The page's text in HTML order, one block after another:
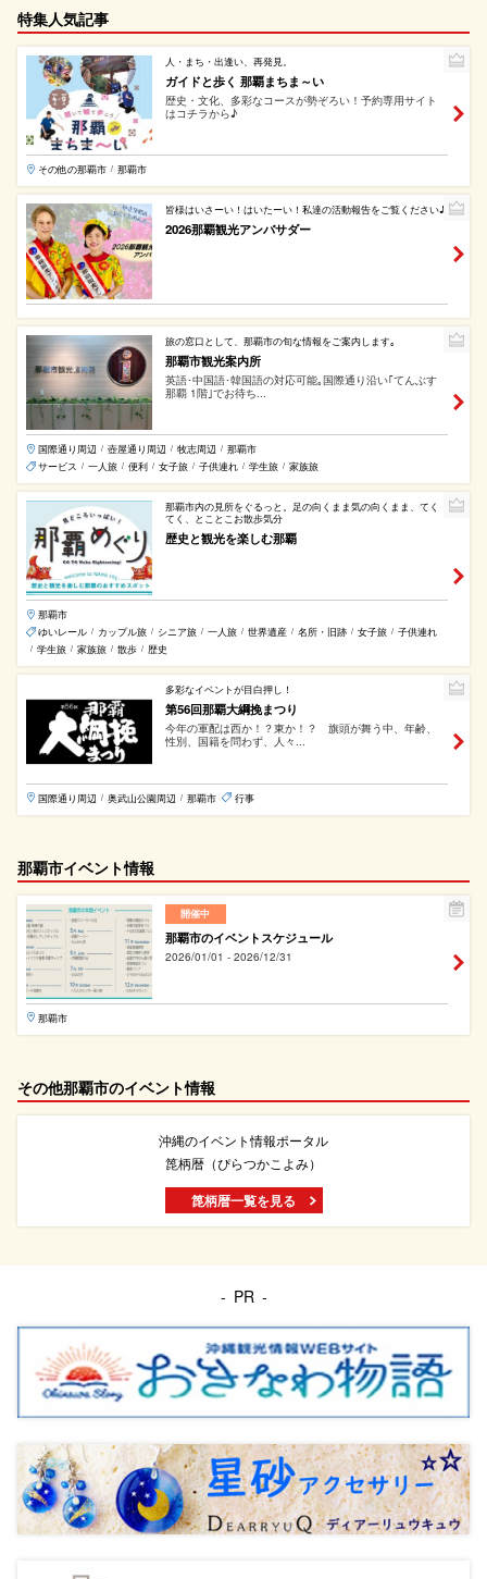
特集人気記事
人・まち・出逢い、再発見。
ガイドと歩く 那覇まちま～い
歴史・文化、多彩なコースが勢ぞろい！予約専用サイト
はコチラから♪
その他の那覇市 / 那覇市
皆様はいさーい！はいたーい！私達の活動報告をご覧ください♪
2026那覇観光アンバサダー
旅の窓口として、那覇市の旬な情報をご案内します｡
那覇市観光案内所
英語･中国語･韓国語の対応可能｡国際通り沿い｢てんぶす
那覇 1階｣でお待ち...
国際通り周辺 / 壺屋通り周辺 / 牧志周辺 / 那覇市
サービス / 一人旅 / 便利 / 女子旅 / 子供連れ / 学生旅 / 家族旅
那覇市内の見所をぐるっと。足の向くまま気の向くまま、てく
てく、とことこお散歩気分
歴史と観光を楽しむ那覇
那覇市
ゆいレール / カップル旅 / シニア旅 / 一人旅 / 世界遺産 / 名所・旧跡 / 女子旅 / 子供連れ
/ 学生旅 / 家族旅 / 散歩 / 歴史
多彩なイベントが目白押し！
第56回那覇大綱挽まつり
今年の軍配は西か！？東か！？ 旗頭が舞う中、年齢、
性別、国籍を問わず、人々...
国際通り周辺 / 奥武山公園周辺 / 那覇市 行事
那覇市イベント情報
開催中
那覇市のイベントスケジュール
2026/01/01 - 2026/12/31
那覇市
その他那覇市のイベント情報
沖縄のイベント情報ポータル
箆柄暦（ぴらつかこよみ）
箆柄暦一覧を見る
PR